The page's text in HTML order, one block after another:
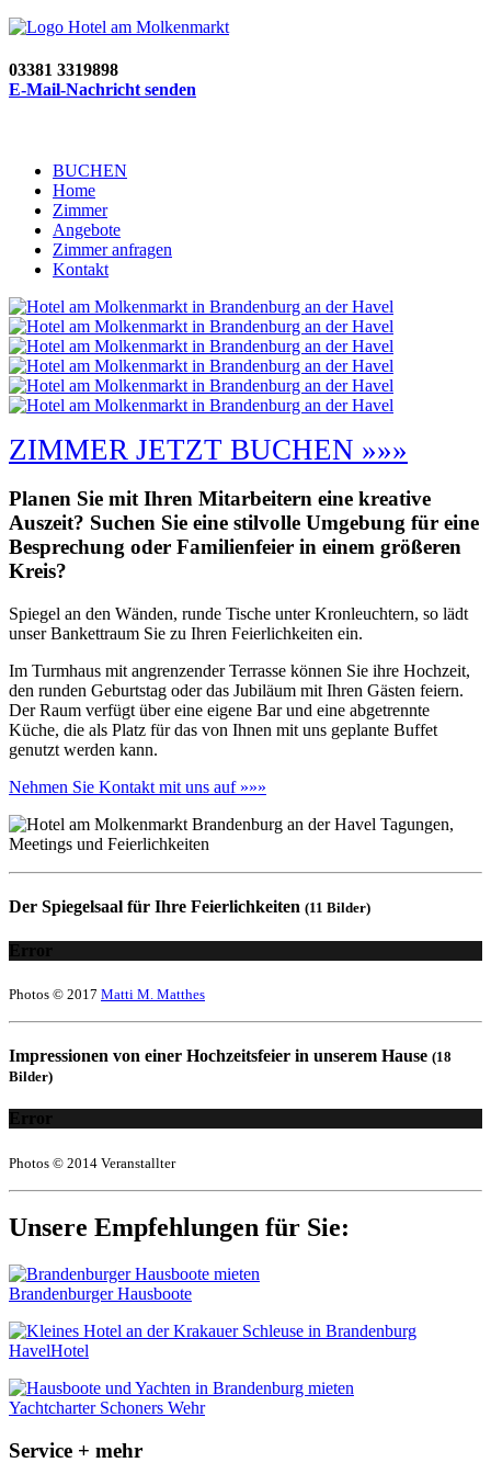
03381 3319898
E-Mail-Nachricht senden
BUCHEN
Home
Zimmer
Angebote
Zimmer anfragen
Kontakt
ZIMMER JETZT BUCHEN »»»
Planen Sie mit Ihren Mitarbeitern eine kreative
Auszeit? Suchen Sie eine stilvolle Umgebung für eine
Besprechung oder Familienfeier in einem größeren
Kreis?
Spiegel an den Wänden, runde Tische unter Kronleuchtern, so lädt
unser Bankettraum Sie zu Ihren Feierlichkeiten ein.
Im Turmhaus mit angrenzender Terrasse können Sie ihre Hochzeit,
den runden Geburtstag oder das Jubiläum mit Ihren Gästen feiern.
Der Raum verfügt über eine eigene Bar und eine abgetrennte
Küche, die als Platz für das von Ihnen mit uns geplante Buffet
genutzt werden kann.
Nehmen Sie Kontakt mit uns auf »»»
Der Spiegelsaal für Ihre Feierlichkeiten (11 Bilder)
Error
Photos © 2017 Matti M. Matthes
Impressionen von einer Hochzeitsfeier in unserem Hause (18
Bilder)
Error
Photos © 2014 Veranstallter
Unsere Empfehlungen für Sie:
Brandenburger Hausboote
HavelHotel
Yachtcharter Schoners Wehr
Service + mehr